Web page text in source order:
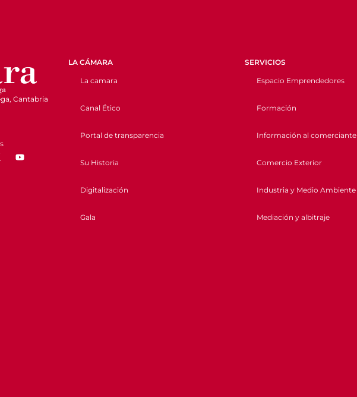
Cantabria
LA CÁMARA
La camara
Canal Ético
Portal de transparencia
Su Historia
Digitalización
Gala
SERVICIOS
Espacio Emprendedores
Formación
Información al comerciante
Comercio Exterior
Industria y Medio Ambiente
Mediación y albitraje